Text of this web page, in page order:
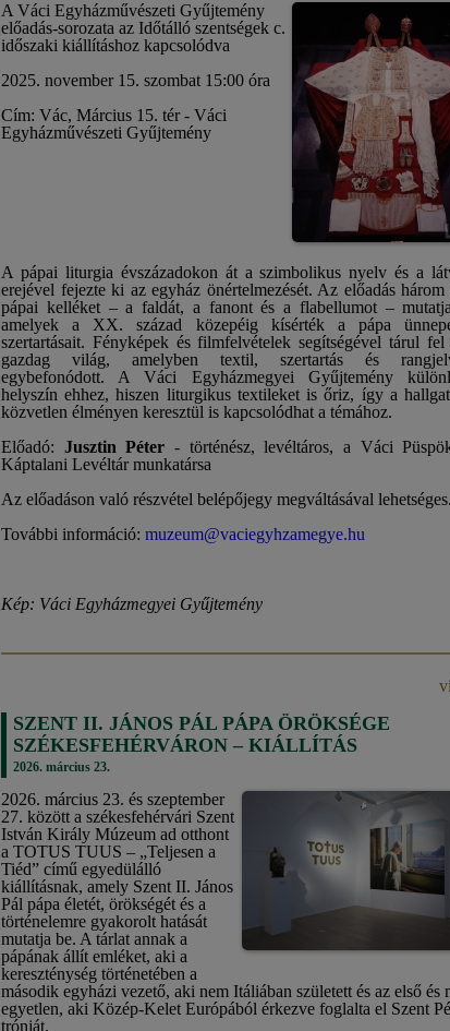
A Váci Egyházművészeti Gyűjtemény
előadás-sorozata az Időtálló szentségek c.
időszaki kiállításhoz kapcsolódva
2025. november 15. szombat 15:00 óra
Cím: Vác, Március 15. tér - Váci
Egyházművészeti Gyűjtemény
A pápai liturgia évszázadokon át a szimbolikus nyelv és a
erejével fejezte ki az egyház önértelmezését. Az előadás három
pápai kelléket – a faldát, a fanont és a flabellumot –
amelyek a XX. század közepéig kísérték a pápa
szertartásait. Fényképek és filmfelvételek segítségével tárul fel
gazdag világ, amelyben textil, szertartás és
egybefonódott. A Váci Egyházmegyei Gyűjtemény
helyszín ehhez, hiszen liturgikus textileket is őriz, így a
közvetlen élményen keresztül is kapcsolódhat a témához.
Előadó: Jusztin Péter - történész, levéltáros, a Váci
Káptalani Levéltár munkatársa
Az előadáson való részvétel belépőjegy megváltásával lehetséges.
További információ: muzeum@vaciegyhzamegye.hu
Kép: Váci Egyházmegyei Gyűjtemény
SZENT II. JÁNOS PÁL PÁPA ÖRÖKSÉGE
SZÉKESFEHÉRVÁRON – KIÁLLÍTÁS
2026. március 23.
2026. március 23. és szeptember
27. között a székesfehérvári Szent
István Király Múzeum ad otthont
a TOTUS TUUS – „Teljesen a
Tiéd” című egyedülálló
kiállításnak, amely Szent II. János
Pál pápa életét, örökségét és a
történelemre gyakorolt hatását
mutatja be. A tárlat annak a
pápának állít emléket, aki a
kereszténység történetében a
második egyházi vezető, aki nem Itáliában született és az első és
egyetlen, aki Közép-Kelet Európából érkezve foglalta el Szent
trónját.